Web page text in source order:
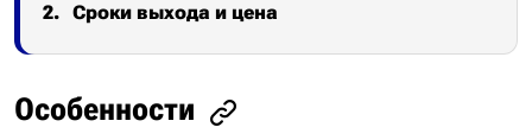
Сроки выхода и цена
Особенности